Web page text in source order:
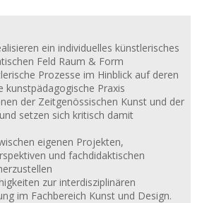
ein individuelles künstlerisches
Feld Raum & Form
Prozesse im Hinblick auf deren
kunstpädagogische Praxis
der Zeitgenössischen Kunst und der
setzen sich kritisch damit
eigenen Projekten,
und fachdidaktischen
zur interdisziplinären
im Fachbereich Kunst und Design.